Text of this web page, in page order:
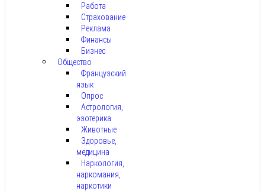
Работа
Страхование
Реклама
Финансы
Бизнес
Общество
Французский
язык
Опрос
Астрология,
эзотерика
Животные
Здоровье,
медицина
Наркология,
наркомания,
наркотики